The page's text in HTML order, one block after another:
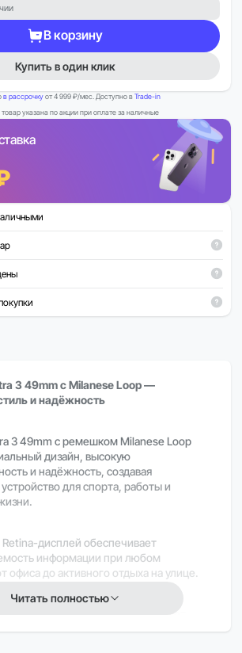
В корзину
Купить в один клик
в рассрочкуот 4 999 ₽/мес. Доступно вTrade-in
указана по акции при оплате за наличные
3 49mm с Milanese Loop —
и надёжность
3 49mm с ремешком Milanese Loop
дизайн, высокую
и надёжность, создавая
для спорта, работы и
дисплей обеспечивает
информации при любом
до активного отдыха на улице.
работу системы, плавный
Читать полностью